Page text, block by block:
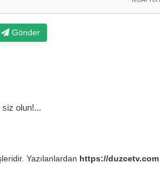
Gönder
siz olun!...
Yazılanlardan https://duzcetv.com